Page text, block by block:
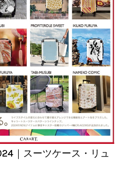
｜スーツケース・リュ